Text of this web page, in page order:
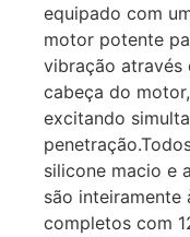
equipado com
motor potente
vibração através
cabeça do motor,
excitando
silicone macio e
são inteiramente
completos com